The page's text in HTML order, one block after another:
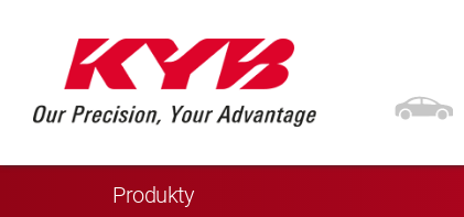
Navigace
Produkty